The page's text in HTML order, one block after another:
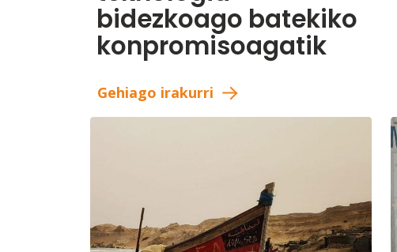
bidezkoago batekiko
konpromisoagatik
Gehiago irakurri